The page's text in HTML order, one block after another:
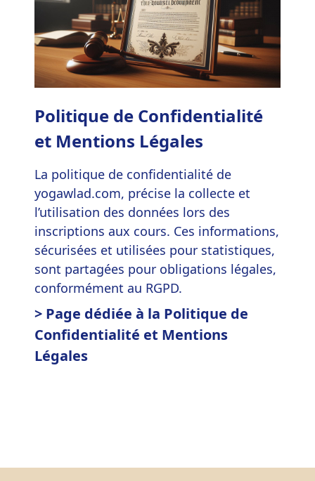
Politique de Confidentialité
et Mentions Légales
La politique de confidentialité de
yogawlad.com, précise la collecte et
l’utilisation des données lors des
inscriptions aux cours. Ces informations,
sécurisées et utilisées pour statistiques,
sont partagées pour obligations légales,
conformément au RGPD.
> Page dédiée à la Politique de
Confidentialité et Mentions
Légales